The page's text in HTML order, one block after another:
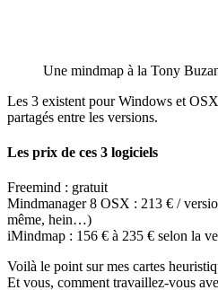
Une mindmap à la Tony
Les 3 existent pour Windows et
partagés entre les versions.
Les prix de ces 3 logiciels
Freemind : gratuit
Mindmanager 8 OSX : 213 € /
même, hein…)
iMindmap : 156 € à 235 € selon la
Voilà le point sur mes cartes
Et vous, comment travaillez-vous